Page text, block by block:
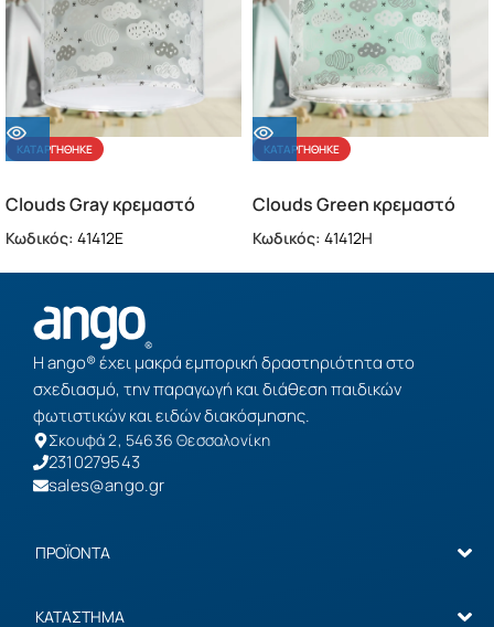
ΚΑΤΑΡΓΉΘΗΚΕ
Clouds Gray κρεμαστό
παιδικό φωτιστικό
(41412E)
Κωδικός: 41412E
ΚΑΤΑΡΓΉΘΗΚΕ
Clouds Green κρεμαστό
παιδικό φωτιστικό
(41412H)
Κωδικός: 41412H
Η ango® έχει μακρά εμπορική δραστηριότητα στο
σχεδιασμό, την παραγωγή και διάθεση παιδικών
φωτιστικών και ειδών διακόσμησης.
Σκουφά 2, 54636 Θεσσαλονίκη
2310279543
sales@ango.gr
ΠΡΟΪΟΝΤΑ
ΚΑΤΑΣΤΗΜΑ